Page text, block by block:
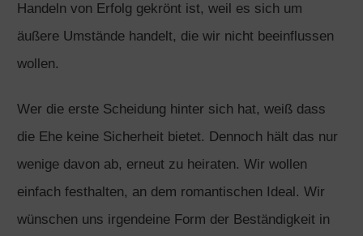
Handeln von Erfolg gekrönt ist, weil es sich um
äußere Umstände handelt, die wir nicht beeinflussen
wollen.
Wer die erste Scheidung hinter sich hat, weiß dass
die Ehe keine Sicherheit bietet. Dennoch hält das nur
wenige davon ab, erneut zu heiraten. Wir wollen
einfach festhalten, an dem romantischen Ideal. Wir
wünschen uns irgendeine Form der Beständigkeit in